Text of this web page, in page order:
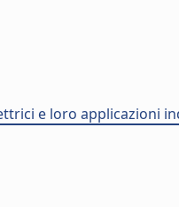
e loro applicazioni